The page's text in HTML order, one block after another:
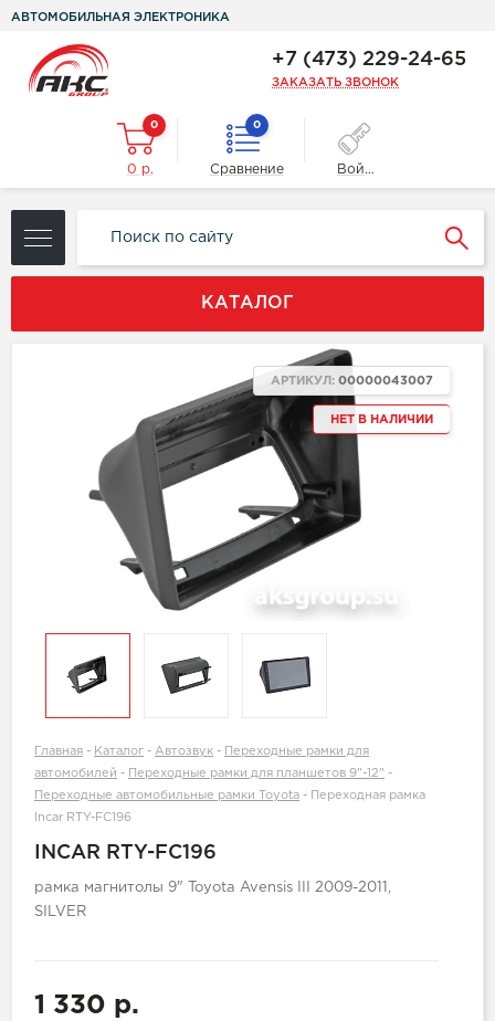
АВТОМОБИЛЬНАЯ ЭЛЕКТРОНИКА
+7 (473) 229-24-65
ЗАКАЗАТЬ ЗВОНОК
0
0 р.
0
Сравнение Войти
КАТАЛОГ
НЕТ В НАЛИЧИИ
АРТИКУЛ: 00000043007
Главная - Каталог - Автозвук -
Переходные рамки для
автомобилей - Переходные рамки для планшетов 9"-12" -
Переходные автомобильные рамки Toyota -
Переходная рамка
Incar RTY-FC196
INCAR RTY-FC196
рамка магнитолы 9" Toyota Avensis III 2009-2011,
SILVER
1 330 р.